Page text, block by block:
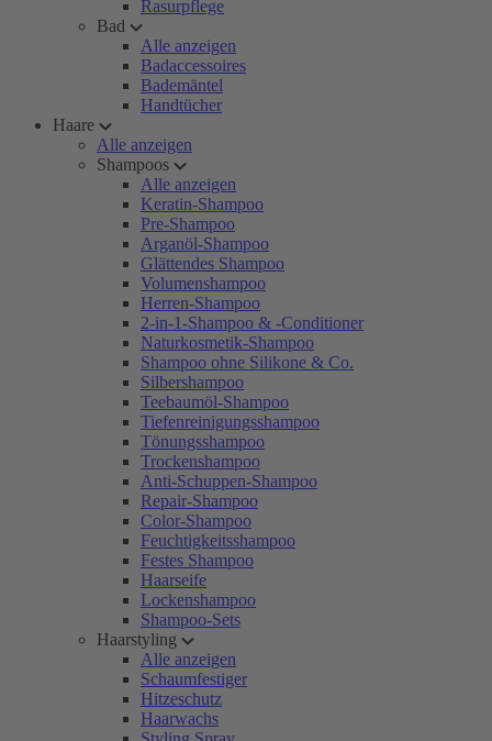
Rasurpflege
Bad
Alle anzeigen
Badaccessoires
Bademäntel
Handtücher
Haare
Alle anzeigen
Shampoos
Alle anzeigen
Keratin-Shampoo
Pre-Shampoo
Arganöl-Shampoo
Glättendes Shampoo
Volumenshampoo
Herren-Shampoo
2-in-1-Shampoo & -Conditioner
Naturkosmetik-Shampoo
Shampoo ohne Silikone & Co.
Silbershampoo
Teebaumöl-Shampoo
Tiefenreinigungsshampoo
Tönungsshampoo
Trockenshampoo
Anti-Schuppen-Shampoo
Repair-Shampoo
Color-Shampoo
Feuchtigkeitsshampoo
Festes Shampoo
Haarseife
Lockenshampoo
Shampoo-Sets
Haarstyling
Alle anzeigen
Schaumfestiger
Hitzeschutz
Haarwachs